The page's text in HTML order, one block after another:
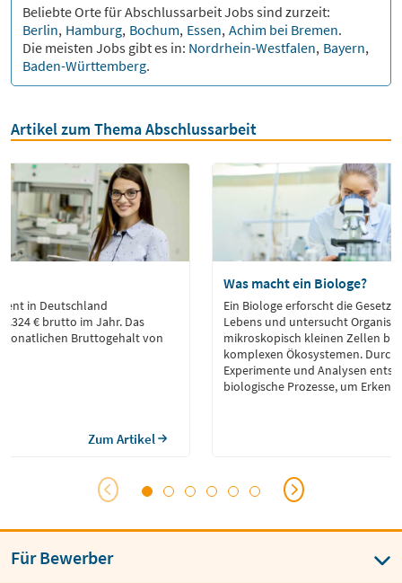
Beliebte Orte fürAbschlussarbeitJobs sind zurzeit:
Berlin, Hamburg, Bochum, Essen, Achim bei Bremen.
Die meisten Jobs gibt es in: Nordrhein-Westfalen, Bayern,
Baden-Württemberg.
Artikel zum Thema Abschlussarbeit
in Deutschland
€ brutto im Jahr. Das
Bruttogehalt von
Zum Artikel
Was macht ein Biologe?
Ein Biologe erforscht die
Lebens und untersucht
mikroskopisch kleinen Zellen bis
komplexen Ökosystemen. Durch
Experimente und Analysen
biologische Prozesse, um
Für Bewerber